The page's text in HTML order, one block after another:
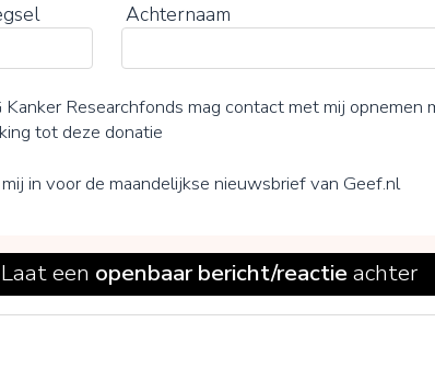
Achternaam
Kanker Researchfonds mag contact met mij opnemen
tot deze donatie
in voor de maandelijkse nieuwsbrief van Geef.nl
Laat een openbaar bericht/reactie achter